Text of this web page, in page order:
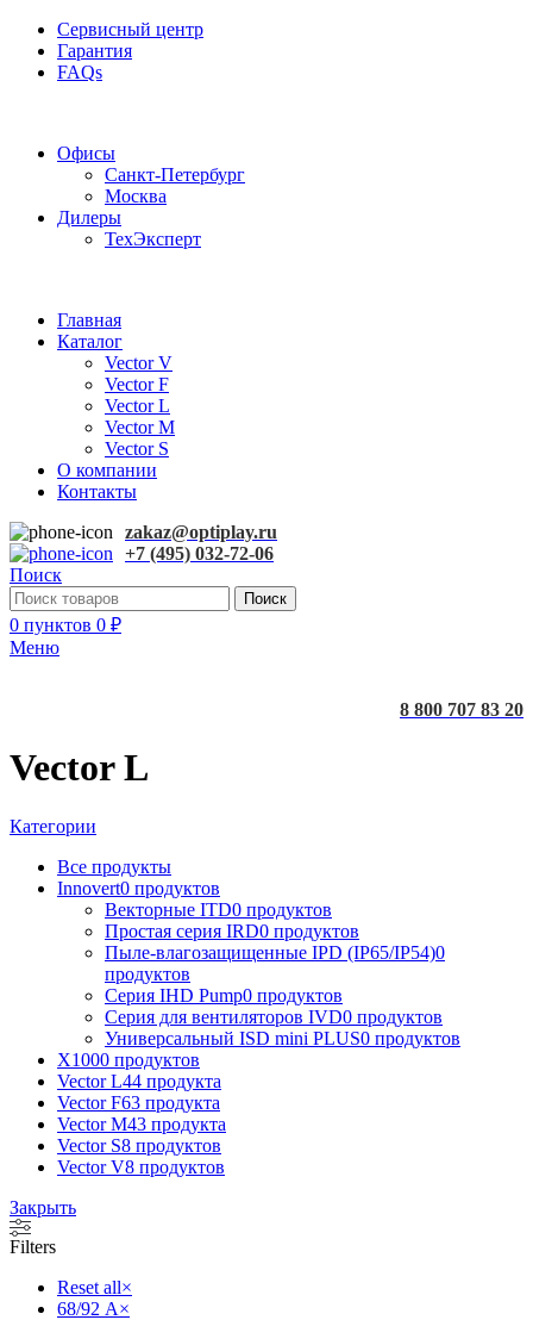
Сервисный центр
Гарантия
FAQs
Офисы
Санкт-Петербург
Москва
Дилеры
ТехЭксперт
Главная
Каталог
Vector V
Vector F
Vector L
Vector M
Vector S
О компании
Контакты
zakaz@optiplay.ru
+7 (495) 032-72-06
Поиск
Поиск
0 пунктов 0 ₽
Меню
8 800 707 83 20
Vector L
Категории
Все продукты
Innovert0 продуктов
Векторные ITD0 продуктов
Простая серия IRD0 продуктов
Пыле-влагозащищенные IPD (IP65/IP54)0
продуктов
Серия IHD Pump0 продуктов
Серия для вентиляторов IVD0 продуктов
Универсальный ISD mini PLUS0 продуктов
X1000 продуктов
Vector L44 продукта
Vector F63 продукта
Vector M43 продукта
Vector S8 продуктов
Vector V8 продуктов
Закрыть
Filters
Reset all×
68/92 А×